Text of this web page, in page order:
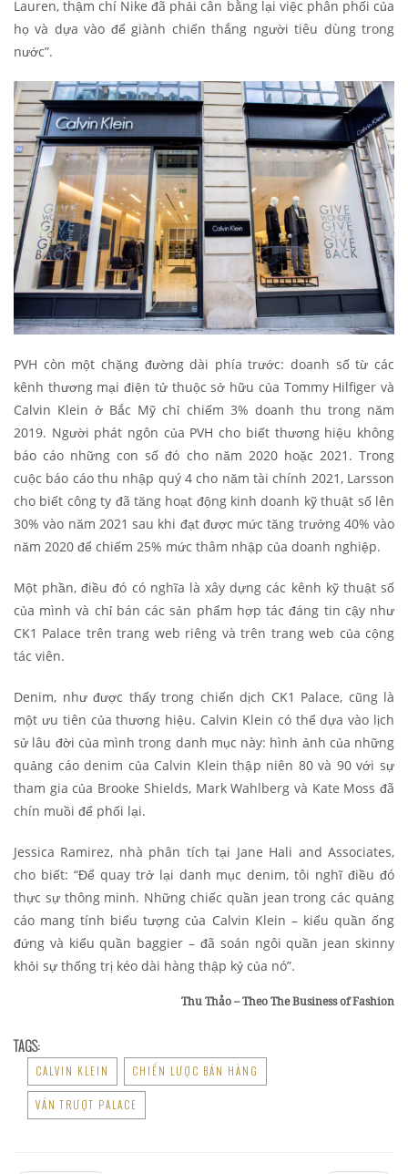
Lauren, thậm chí Nike đã phải cân bằng lại việc phân phối của
họ và dựa vào để giành chiến thắng người tiêu dùng trong
nước”.
PVH còn một chặng đường dài phía trước: doanh số từ các
kênh thương mại điện tử thuộc sở hữu của Tommy Hilfiger và
Calvin Klein ở Bắc Mỹ chỉ chiếm 3% doanh thu trong năm
2019. Người phát ngôn của PVH cho biết thương hiệu không
báo cáo những con số đó cho năm 2020 hoặc 2021. Trong
cuộc báo cáo thu nhập quý 4 cho năm tài chính 2021, Larsson
cho biết công ty đã tăng hoạt động kinh doanh kỹ thuật số lên
30% vào năm 2021 sau khi đạt được mức tăng trưởng 40% vào
năm 2020 để chiếm 25% mức thâm nhập của doanh nghiệp.
Một phần, điều đó có nghĩa là xây dựng các kênh kỹ thuật số
của mình và chỉ bán các sản phẩm hợp tác đáng tin cậy như
CK1 Palace trên trang web riêng và trên trang web của cộng
tác viên.
Denim, như được thấy trong chiến dịch CK1 Palace, cũng là
một ưu tiên của thương hiệu. Calvin Klein có thể dựa vào lịch
sử lâu đời của mình trong danh mục này: hình ảnh của những
quảng cáo denim của Calvin Klein thập niên 80 và 90 với sự
tham gia của Brooke Shields, Mark Wahlberg và Kate Moss đã
chín muồi để phối lại.
Jessica Ramirez, nhà phân tích tại Jane Hali and Associates,
cho biết: “Để quay trở lại danh mục denim, tôi nghĩ điều đó
thực sự thông minh. Những chiếc quần jean trong các quảng
cáo mang tính biểu tượng của Calvin Klein – kiểu quần ống
đứng và kiểu quần baggier – đã soán ngôi quần jean skinny
khỏi sự thống trị kéo dài hàng thập kỷ của nó”.
Thu Thảo – Theo The Business of Fashion
TAGS:
CALVIN KLEIN CHIẾN LƯỢC BÁN HÀNG
VÁN TRƯỢT PALACE